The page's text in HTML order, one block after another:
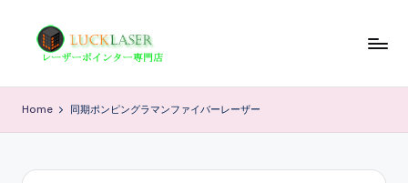
ー
ザ
ー
ザ
Home 同期ポンピングラマンファイバーレーザー